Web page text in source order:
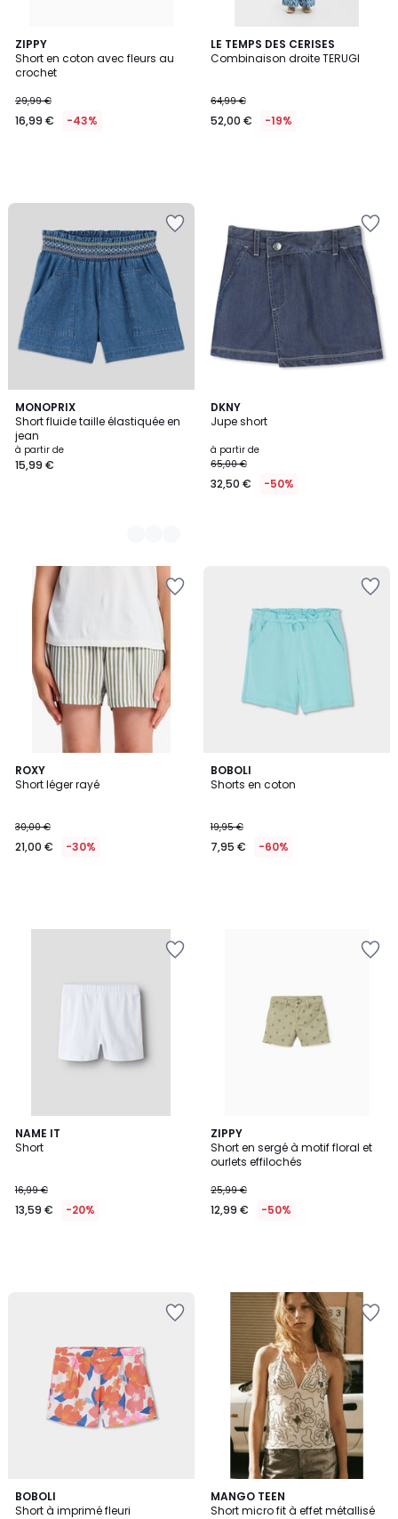
ZIPPY
Short en coton avec fleurs au
crochet
29,99 €
16,99 € -43%
LE TEMPS DES CERISES
Combinaison droite TERUGI
64,99 €
52,00 € -19%
MONOPRIX
Short fluide taille élastiquée en
jean
à partir de
15,99 €
2
Couleurs
DKNY
Jupe short
à partir de
65,00 €
32,50 € -50%
ROXY
Short léger rayé
30,00 €
21,00 € -30%
BOBOLI
Shorts en coton
19,95 €
7,95 € -60%
NAME IT
Short
16,99 €
13,59 € -20%
ZIPPY
Short en sergé à motif floral et
ourlets effilochés
25,99 €
12,99 € -50%
BOBOLI
Short à imprimé fleuri
MANGO TEEN
Short micro fit à effet métallisé